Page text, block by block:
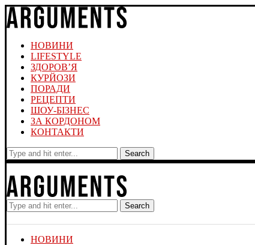
НОВИНИ
LIFESTYLE
ЗДОРОВ’Я
КУРЙОЗИ
ПОРАДИ
РЕЦЕПТИ
ШОУ-БІЗНЕС
ЗА КОРДОНОМ
КОНТАКТИ
Search
Search
НОВИНИ